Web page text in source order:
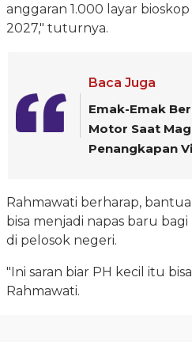
anggaran 1.000 layar
2027," tuturnya.
Baca Juga
Emak-Emak
Motor Saat
Penangkapan
Rahmawati berharap,
bisa menjadi napas baru
di pelosok negeri.
"Ini saran biar PH kecil itu
Rahmawati.